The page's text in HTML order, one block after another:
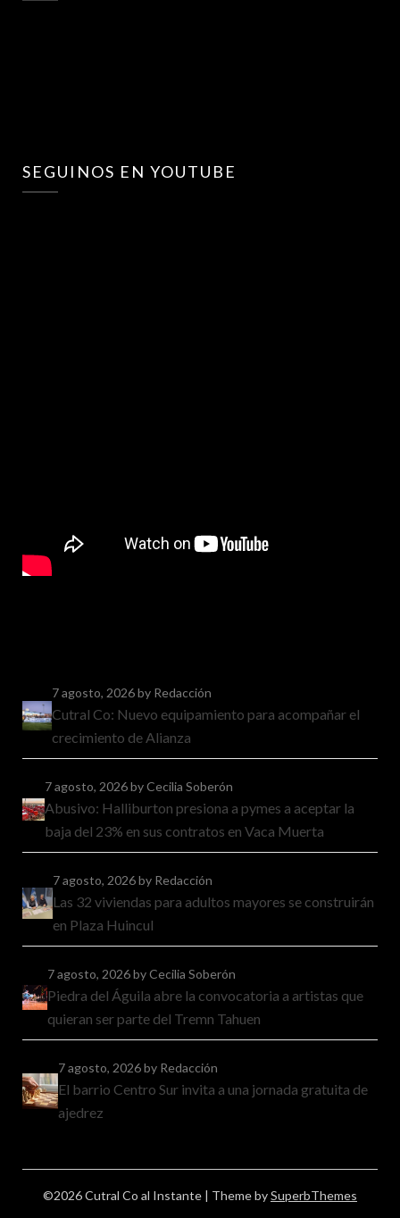
SEGUINOS EN YOUTUBE
7 agosto, 2026by Redacción
Cutral Co: Nuevo equipamiento para acompañar el
crecimiento de Alianza
7 agosto, 2026by Cecilia Soberón
Abusivo: Halliburton presiona a pymes a aceptar la
baja del 23% en sus contratos en Vaca Muerta
7 agosto, 2026by Redacción
Las 32 viviendas para adultos mayores se construirán
en Plaza Huincul
7 agosto, 2026by Cecilia Soberón
Piedra del Águila abre la convocatoria a artistas que
quieran ser parte del Tremn Tahuen
7 agosto, 2026by Redacción
El barrio Centro Sur invita a una jornada gratuita de
ajedrez
©2026 Cutral Co al Instante | Theme bySuperbThemes